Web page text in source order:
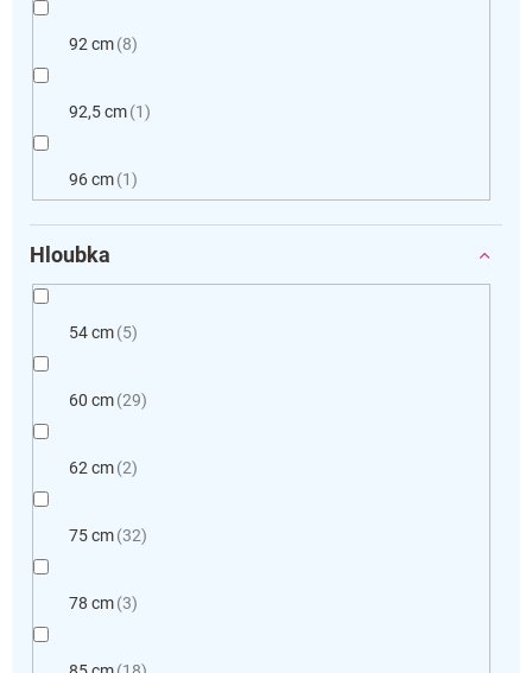
92 cm 8
92,5 cm 1
96 cm 1
Hloubka
54 cm 5
60 cm 29
62 cm 2
75 cm 32
78 cm 3